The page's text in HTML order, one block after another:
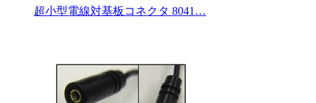
超小型電線対基板コネクタ 8041…